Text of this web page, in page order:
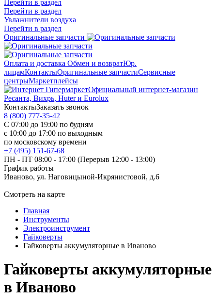
Перейти в раздел
Перейти в раздел
Увлажнители воздуха
Перейти в раздел
Оригинальные запчасти
Оплата и доставка Обмен и возвратЮр.
лицамКонтактыОригинальные запчастиСервисные
центрыМаркетплейсы
Официальный интернет-магазин
Ресанта, Вихрь, Huter и Eurolux
КонтактыЗаказать звонок
8 (800) 777-35-42
С 07:00 до 19:00 по будням
с 10:00 до 17:00 по выходным
по московскому времени
+7 (495) 151-67-68
ПН - ПТ 08:00 - 17:00 (Перерыв 12:00 - 13:00)
График работы
Иваново, ул. Наговицыной-Икрянистовой, д.6
Смотреть на карте
Главная
Инструменты
Электроинструмент
Гайковерты
Гайковерты аккумуляторные в Иваново
Гайковерты аккумуляторные
в Иваново